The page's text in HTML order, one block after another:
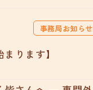
事務局お知らせ
ります】